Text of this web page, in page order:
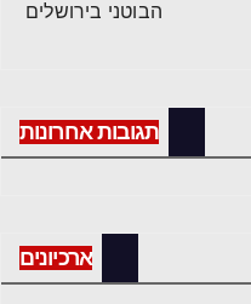
הבוטני בירושלים
תגובות אחרונות
ארכיונים